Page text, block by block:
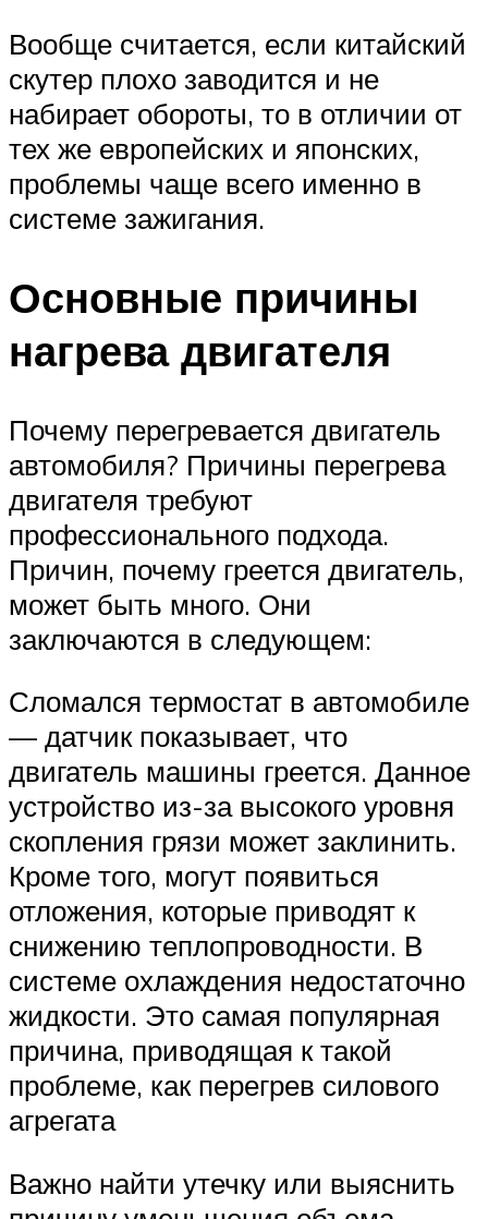
Вообще считается, если китайский
скутер плохо заводится и не
набирает обороты, то в отличии от
тех же европейских и японских,
проблемы чаще всего именно в
системе зажигания.
Основные причины
нагрева двигателя
Почему перегревается двигатель
автомобиля? Причины перегрева
двигателя требуют
профессионального подхода.
Причин, почему греется двигатель,
может быть много. Они
заключаются в следующем:
Сломался термостат в автомобиле
— датчик показывает, что
двигатель машины греется. Данное
устройство из-за высокого уровня
скопления грязи может заклинить.
Кроме того, могут появиться
отложения, которые приводят к
снижению теплопроводности. В
системе охлаждения недостаточно
жидкости. Это самая популярная
причина, приводящая к такой
проблеме, как перегрев силового
агрегата
Важно найти утечку или выяснить